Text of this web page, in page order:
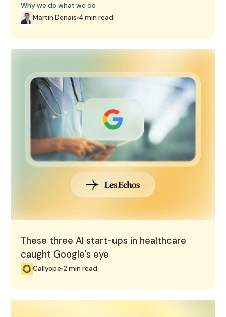
Why we do what we do
Martin Denais 4 min read
These three AI start-ups in healthcare
caught Google's eye
Callyope 2 min read
These three AI start-ups in healthcare caught Google's